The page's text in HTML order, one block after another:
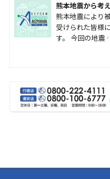
熊本地震から考
熊本地震により
受けられた皆様
す。 今回の地震
外壁の色あせや
「そろそろ塗り
に勧められた …